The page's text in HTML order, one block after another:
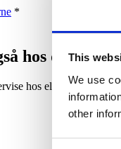
This
We use
other
*
hos dig?
hos eleven mod et